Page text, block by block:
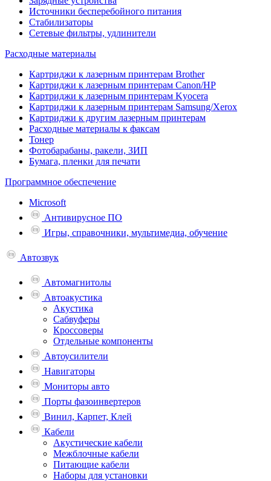
Источники бесперебойного питания
Стабилизаторы
Сетевые фильтры, удлинители
Расходные материалы
Картриджи к лазерным принтерам Brother
Картриджи к лазерным принтерам Canon/HP
Картриджи к лазерным принтерам Kyocera
Картриджи к лазерным принтерам Samsung/Xerox
Картриджи к другим лазерным принтерам
Расходные материалы к факсам
Тонер
Фотобарабаны, ракели, ЗИП
Бумага, пленки для печати
Программное обеспечение
Microsoft
Антивирусное ПО
Игры, справочники, мультимедиа, обучение
Автозвук
Автомагнитолы
Автоакустика
Акустика
Сабвуферы
Кроссоверы
Отдельные компоненты
Автоусилители
Навигаторы
Мониторы авто
Порты фазоинвертеров
Винил, Карпет, Клей
Кабели
Акустические кабели
Межблочные кабели
Питающие кабели
Наборы для установки